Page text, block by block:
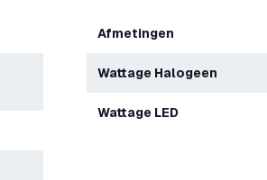
Afmetingen
Wattage Halogeen
Wattage LED